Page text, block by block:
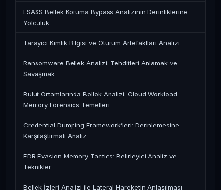
LSASS Bellek Koruma Bypass Analizinin Derinliklerine
Yolculuk
Tarayıcı Kimlik Bilgisi ve Oturum Artefaktları Analizi
Ransomware Bellek Analizi: Tehditleri Anlamak ve
Savaşmak
Bulut Ortamlarında Bellek Analizi: Cloud Workload
Memory Forensics Temelleri
Credential Dumping Framework’leri: Derinlemesine
Karşılaştırmalı Analiz
EDR Evasion Memory Tactics: Belirleyici Analiz ve
Teknikler
Bellek İzleri Analizi ile Lateral Hareketin Anlaşılması